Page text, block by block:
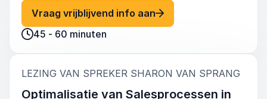
integreren in jouw salesstrategie.
Key Takeaways:
Begrijp de rol van AI in het moderne
saleslandschap.
Ontdek hoe AI de efficiëntie en effectiviteit
Vraag vrijblijvend info aan: Sharon van Sprang
45 - 60 minuten
LEZING VAN SPREKER SHARON VAN SPRANG
Optimalisatie van Salesprocessen in